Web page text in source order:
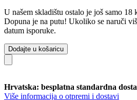
U našem skladištu ostalo je još samo 18
Dopuna je na putu! Ukoliko se naruči
datum isporuke.
Dodajte u košaricu
Hrvatska: besplatna standardna
Više informacija o otpremi i dostavi